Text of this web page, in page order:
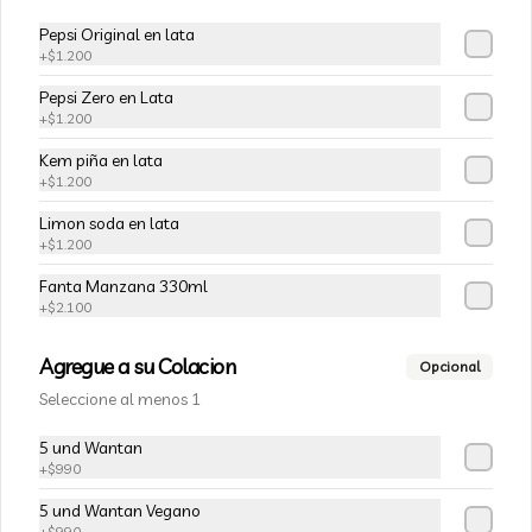
Tofu Fresco Artesanal 900g
Trozo de tofu (Queso de Soya) aprox
900g
$4.950
Conócenos
Zona de despacho
Pepsi Original en lata
+$1.200
Pepsi Zero en Lata
+$1.200
Kem piña en lata
+$1.200
Limon soda en lata
+$1.200
Fanta Manzana 330ml
+$2.100
Agregue a su Colacion Opcional
Seleccione al menos 1
5 und Wantan
+$990
5 und Wantan Vegano